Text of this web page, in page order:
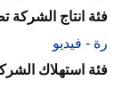
فئة انتاج الشركة
رة - فيديو
فئة استهلاك